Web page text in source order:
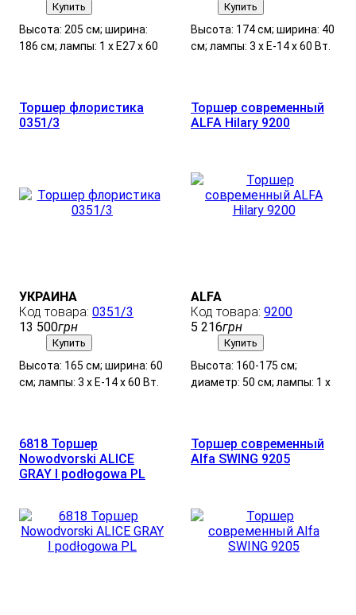
Купить
Высота: 205 см; ширина:
186 см; лампы: 1 х Е27 х 60
Купить
Высота: 174 см; ширина: 40
см; лампы: 3 х Е-14 х 60 Вт.
Торшер флористика
0351/3
УКРАИНА
0351/3
13 500грн
Купить
Высота: 165 см; ширина: 60
см; лампы: 3 х Е-14 х 60 Вт.
Торшер современный
ALFA Hilary 9200
ALFA
9200
5 216грн
Купить
Высота: 160-175 см;
диаметр: 50 см; лампы: 1 х
6818 Торшер
Nowodvorski ALICE
GRAY I podłogowa PL
Торшер современный
Alfa SWING 9205